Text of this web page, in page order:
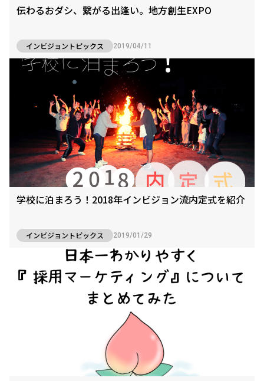
伝わるおダシ、繋がる出逢い。地方創生EXPO
インビジョントピックス 2019/04/11
学校に泊まろう！2018年インビジョン流内定式を紹介
インビジョントピックス 2019/01/29